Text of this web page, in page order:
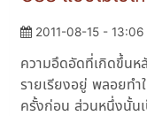
2011-08-15 - 13:06
ความอึดอัดที่เกิดขึ้น
รายเรียงอยู่ พลอยท
ครั้งก่อน ส่วนหนึ่งนั้น